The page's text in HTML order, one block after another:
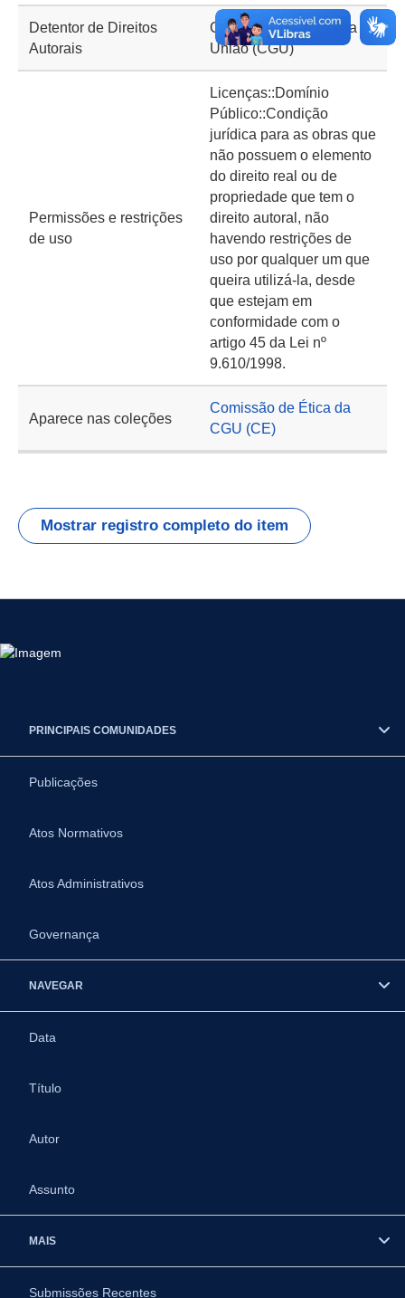
Detentor de Direitos
Autorais
Controladoria-Geral da
União (CGU)
Permissões e restrições
de uso
Licenças::Domínio
Público::Condição
jurídica para as obras que
não possuem o elemento
do direito real ou de
propriedade que tem o
direito autoral, não
havendo restrições de
uso por qualquer um que
queira utilizá-la, desde
que estejam em
conformidade com o
artigo 45 da Lei nº
9.610/1998.
Aparece nas coleções
Comissão de Ética da
CGU (CE)
Mostrar registro completo do item
PRINCIPAIS COMUNIDADES
Publicações
Atos Normativos
Atos Administrativos
Governança
NAVEGAR
Data
Título
Autor
Assunto
MAIS
Submissões Recentes